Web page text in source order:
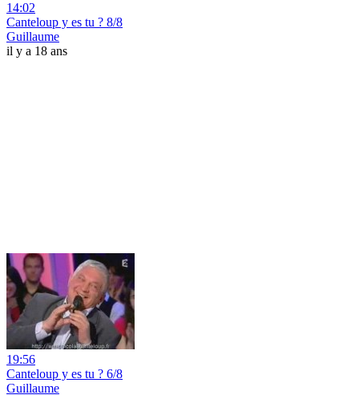
14:02
Canteloup y es tu ? 8/8
Guillaume
il y a 18 ans
19:56
Canteloup y es tu ? 6/8
Guillaume